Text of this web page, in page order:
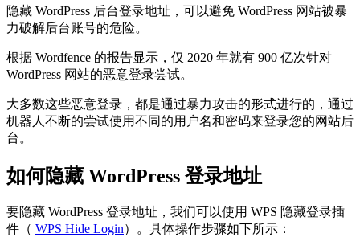
隐藏 WordPress 后台登录地址，可以避免 WordPress 网站被暴
力破解后台账号的危险。
根据 Wordfence 的报告显示，仅 2020 年就有 900 亿次针对
WordPress 网站的恶意登录尝试。
大多数这些恶意登录，都是通过暴力攻击的形式进行的，通过
机器人不断的尝试使用不同的用户名和密码来登录您的网站后
台。
如何隐藏 WordPress 登录地址
要隐藏 WordPress 登录地址，我们可以使用 WPS 隐藏登录插
件（ WPS Hide Login）。具体操作步骤如下所示：